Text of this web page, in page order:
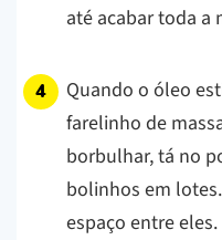
até acabar toda a
Quando o óleo
farelinho de
borbulhar, tá no
bolinhos em
espaço entre